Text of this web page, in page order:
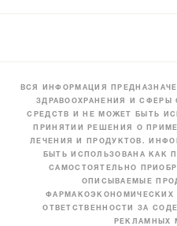
ВСЯ ИНФОРМАЦИЯ
ЗДРАВООХРАНЕНИЯ И СФЕРЫ
СРЕДСТВ И НЕ МОЖЕТ БЫТЬ
ПРИНЯТИИ РЕШЕНИЯ О
ЛЕЧЕНИЯ И ПРОДУКТОВ.
БЫТЬ ИСПОЛЬЗОВАНА КАК
САМОСТОЯТЕЛЬНО
ОПИСЫВАЕМЫЕ
ФАРМАКОЭКОНОМИЧЕСКИХ
ОТВЕТСТВЕННОСТИ ЗА
РЕКЛАМНЫХ